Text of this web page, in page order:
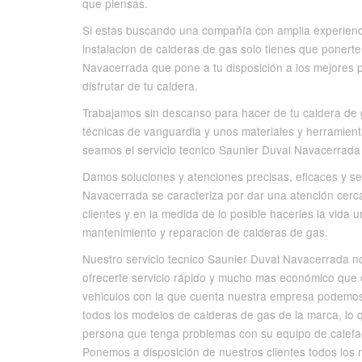
Si estas buscando una compañía con amplia
instalacion de calderas de gas solo tienes que
Navacerrada que pone a tu disposición a los
disfrutar de tu caldera.
Trabajamos sin descanso para hacer de tu caldera
técnicas de vanguardia y unos materiales y
seamos el servicio tecnico Saunier Duval
Damos soluciones y atenciones precisas, eficaces y
Navacerrada se caracteriza por dar una atención
clientes y en la medida de lo posible hacerles la vida
mantenimiento y reparacion de calderas de gas.
Nuestro servicio tecnico Saunier Duval Navacerrada
ofrecerte servicio rápido y mucho mas económico
vehiculos con la que cuenta nuestra empresa
todos los modelos de calderas de gas de la marca,
persona que tenga problemas con su equipo de
Ponemos a disposición de nuestros clientes todos